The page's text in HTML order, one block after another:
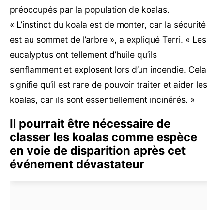
préoccupés par la population de koalas.
« L’instinct du koala est de monter, car la sécurité
est au sommet de l’arbre », a expliqué Terri. « Les
eucalyptus ont tellement d’huile qu’ils
s’enflamment et explosent lors d’un incendie. Cela
signifie qu’il est rare de pouvoir traiter et aider les
koalas, car ils sont essentiellement incinérés. »
Il pourrait être nécessaire de
classer les koalas comme espèce
en voie de disparition après cet
événement dévastateur